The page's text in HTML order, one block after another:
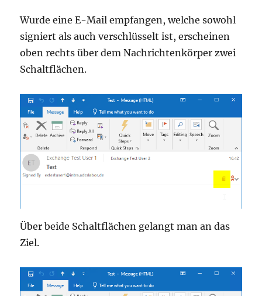
Wurde eine E-Mail empfangen, welche sowohl
signiert als auch verschlüsselt ist, erscheinen
oben rechts über dem Nachrichtenkörper zwei
Schaltflächen.
Über beide Schaltflächen gelangt man an das
Ziel.